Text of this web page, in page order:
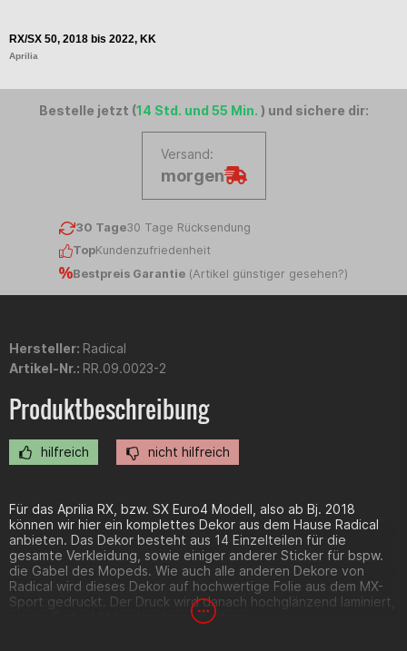
RX/SX 50, 2018 bis 2022, KK
Aprilia
Bestelle jetzt (14 Std. und 55 Min. ) und sichere dir:
Versand:
morgen
30 Tage30 Tage Rücksendung
TopKundenzufriedenheit
Bestpreis Garantie (Artikel günstiger gesehen?)
Hersteller: Radical
Artikel-Nr.: RR.09.0023-2
Produktbeschreibung
hilfreich nicht hilfreich
Für das Aprilia RX, bzw. SX Euro4 Modell, also ab Bj. 2018
können wir hier ein komplettes Dekor aus dem Hause Radical
anbieten. Das Dekor besteht aus 14 Einzelteilen für die
gesamte Verkleidung, sowie einiger anderer Sticker für bspw.
die Gabel des Mopeds. Wie auch alle anderen Dekore von
Radical wird dieses Dekor auf hochwertige Folie aus dem MX-
Sport gedruckt. Der Druck wird danach hochglänzend laminiert,
um die Farbe UV-beständig zu machen.